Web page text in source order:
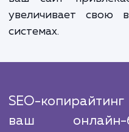
постоянно
контент для
множество
является